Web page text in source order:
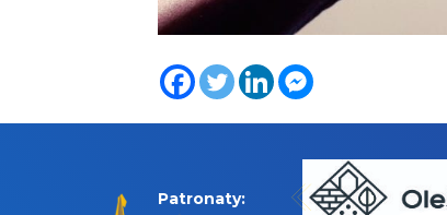
Patronaty: